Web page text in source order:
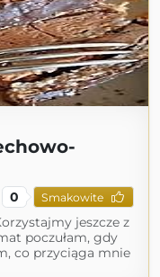
0 Smakowite
jeszcze z
poczułam, gdy
co przyciąga mnie